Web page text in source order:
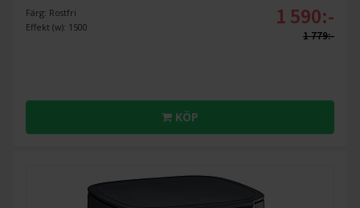
Färg: Rostfri
Effekt (w): 1500
1 590:-
1 779:-
KÖP